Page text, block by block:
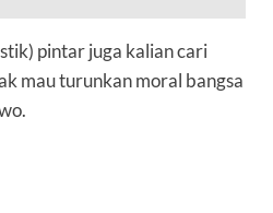
pintar juga kalian cari
mau turunkan moral bangsa